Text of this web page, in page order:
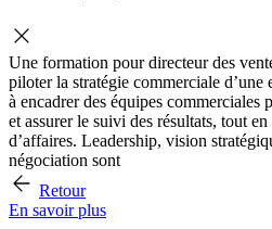
Une formation pour directeur des
piloter la stratégie commerciale d’une
à encadrer des équipes
et assurer le suivi des résultats, tout
d’affaires. Leadership, vision
négociation sont
Retour
En savoir plus